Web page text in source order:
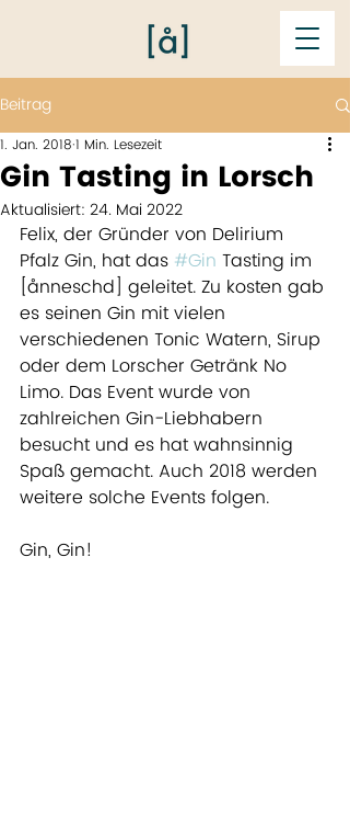
Beitrag
Gin Tasting in Lorsch
1. Jan. 2018 1 Min. Lesezeit
Aktualisiert: 24. Mai 2022
Felix, der Gründer von Delirium
Pfalz Gin, hat das #Gin Tasting im
[ånneschd] geleitet. Zu kosten gab
es seinen Gin mit vielen
verschiedenen Tonic Watern, Sirup
oder dem Lorscher Getränk No
Limo. Das Event wurde von
zahlreichen Gin-Liebhabern
besucht und es hat wahnsinnig
Spaß gemacht. Auch 2018 werden
weitere solche Events folgen.
Gin, Gin!